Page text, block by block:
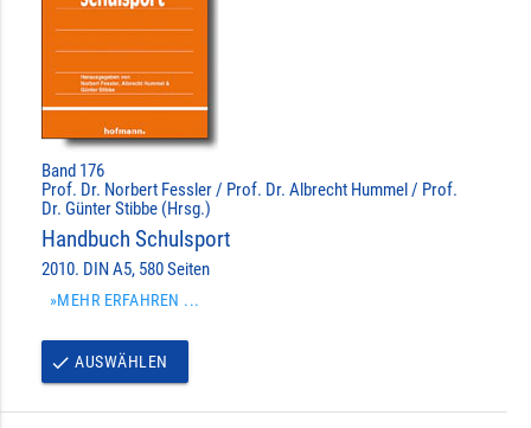
Band 176
Prof. Dr. Norbert Fessler / Prof. Dr. Albrecht Hummel / Prof.
Dr. Günter Stibbe (Hrsg.)
Handbuch Schulsport
2010. DIN A5, 580 Seiten
»MEHR ERFAHREN ...
done AUSWÄHLEN